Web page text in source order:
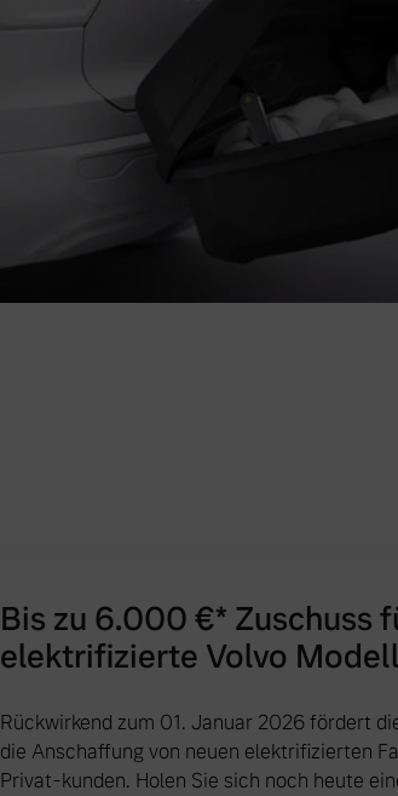
Bis zu 6.000 €⁠* Zuschuss
elektrifizierte Volvo
Rückwirkend zum 01. Januar 2026 fördert
die Anschaffung von neuen elektrifizierten
Privat-kunden. Holen Sie sich noch heute